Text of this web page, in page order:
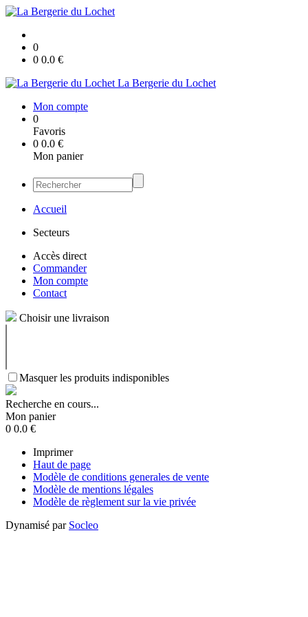
0
0 0.0 €
La Bergerie du Lochet
Mon compte
0
Favoris
0 0.0 €
Mon panier
Accueil
Secteurs
Accès direct
Commander
Mon compte
Contact
Choisir une livraison
Masquer les produits indisponibles
Recherche en cours...
Mon panier
0 0.0 €
Imprimer
Haut de page
Modèle de conditions generales de vente
Modèle de mentions légales
Modèle de règlement sur la vie privée
Dynamisé par Socleo